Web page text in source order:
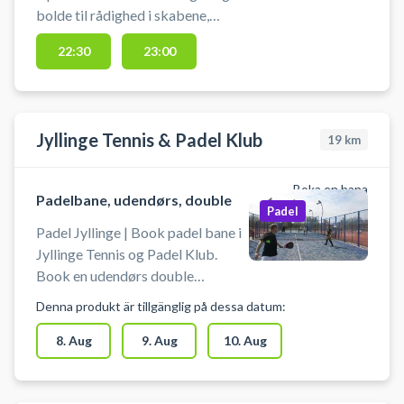
bolde til rådighed i skabene,
inklusive i bane pris. - Dørene på
banerne holdes åbne under spil,
22:30 23:00
Jyllinge Tennis & Padel Klub 19 km
Boka en bana
Padelbane, udendørs, double
Padel Jyllinge | Book padel bane i
Jyllinge Tennis og Padel Klub.
Book en udendørs double
padeltennis i Jyllinge på et padel-
og tennisanlæg med højt til
"loftet". Gratis parkering ved
Tennis og Padel Klubbens
Padel
Denna produkt är tillgänglig på dessa datum:
8. Aug 9. Aug 10. Aug